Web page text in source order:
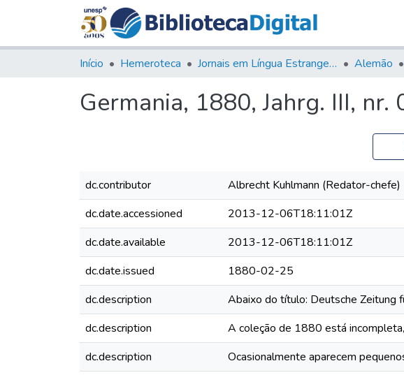
Início Hemeroteca Jornais em Língua Estrangeira Alemão
Germania, 1880, Jahrg. III, nr.
dc.contributor Albrecht Kuhlmann (Redator-chefe)
dc.date.accessioned
2013-12-06T18:11:01Z
dc.date.available
2013-12-06T18:11:01Z
dc.date.issued
1880-02-25
dc.description
Abaixo do título: Deutsche Zeitung
dc.description
A coleção de 1880 está
dc.description
Ocasionalmente aparecem